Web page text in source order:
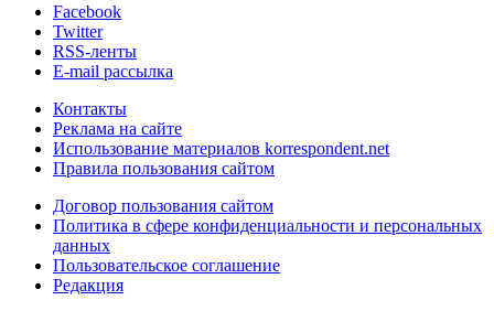
Facebook
Twitter
RSS-ленты
E-mail рассылка
Контакты
Реклама на сайте
Использование материалов korrespondent.net
Правила пользования сайтом
Договор пользования сайтом
Политика в сфере конфиденциальности и персональных
данных
Пользовательское соглашение
Редакция